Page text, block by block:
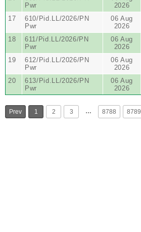
Pwr
2026
17
610/Pid.LL/2026/PN
Pwr
06 Aug
2026
18
611/Pid.LL/2026/PN
Pwr
06 Aug
2026
19
612/Pid.LL/2026/PN
Pwr
06 Aug
2026
20
613/Pid.LL/2026/PN
Pwr
06 Aug
2026
Prev 1 2 3 … 8788 8789